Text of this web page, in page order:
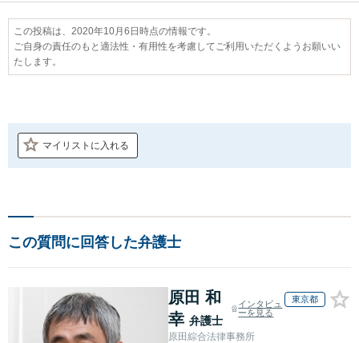
この投稿は、2020年10月6日時点の情報です。
ご自身の責任のもと適法性・有用性を考慮してご利用いただくようお願いい
たします。
マイリストに入れる
この質問に回答した弁護士
原田 和
幸 弁護士
インタビュ
ーを見る
東京都
原田綜合法律事務所